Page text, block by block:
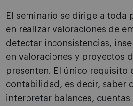
El seminario se dirige a toda
en realizar valoraciones de
detectar inconsistencias,
en valoraciones y proyectos
presenten. El único requisito
contabilidad, es decir, saber
interpretar balances, cuentas